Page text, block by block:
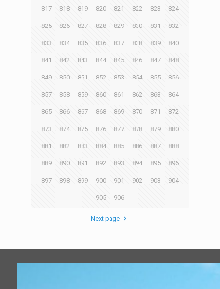
817 818 819 820 821 822 823 824
825 826 827 828 829 830 831 832
833 834 835 836 837 838 839 840
841 842 843 844 845 846 847 848
849 850 851 852 853 854 855 856
857 858 859 860 861 862 863 864
865 866 867 868 869 870 871 872
873 874 875 876 877 878 879 880
881 882 883 884 885 886 887 888
889 890 891 892 893 894 895 896
897 898 899 900 901 902 903 904
905 906
Next page